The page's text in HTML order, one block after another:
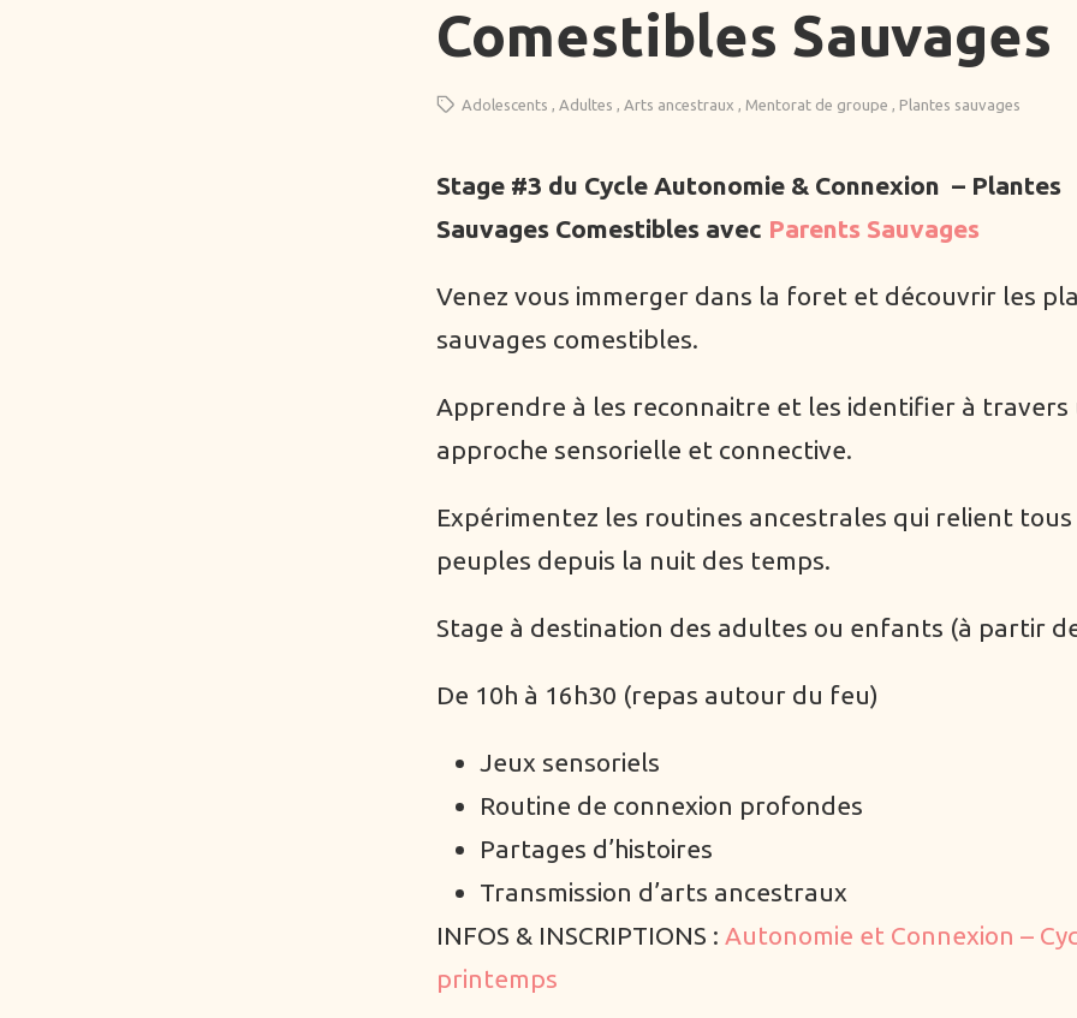
Comestibles Sauvages
Adolescents Adultes Arts ancestraux Mentorat de groupe Plantes sauvages
Stage #3 du Cycle Autonomie & Connexion – Plantes
Sauvages Comestibles avec Parents Sauvages
Venez vous immerger dans la foret et découvrir les
sauvages comestibles.
Apprendre à les reconnaitre et les identifier à travers
approche sensorielle et connective.
Expérimentez les routines ancestrales qui relient tous
peuples depuis la nuit des temps.
Stage à destination des adultes ou enfants (à partir
De 10h à 16h30 (repas autour du feu)
Jeux sensoriels
Routine de connexion profondes
Partages d’histoires
Transmission d’arts ancestraux​​​​
INFOS & INSCRIPTIONS : Autonomie et Connexion –
printemps